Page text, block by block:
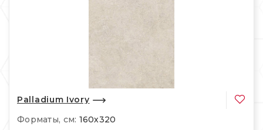
Palladium Ivory
Форматы, см: 160х320